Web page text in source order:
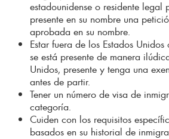
estadounidense o residente legal
presente en su nombre una
aprobada en su nombre.
Estar fuera de los Estados
se está presente de manera
Unidos, presente y tenga una
antes de partir.
Tener un número de visa de
categoría.
Cuiden con los requisitos
basados en su historial de